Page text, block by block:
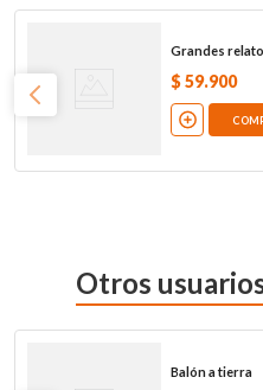
Grandes
$ 59.900
Otros
Balón a tierra